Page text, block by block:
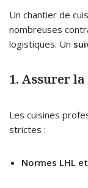
Un chantier de
nombreuses
logistiques. Un
1. Assurer
Les cuisines
strictes :
Normes LHL et